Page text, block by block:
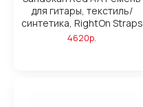
для гитары, текстиль/
синтетика, RightOn Straps
4620р.